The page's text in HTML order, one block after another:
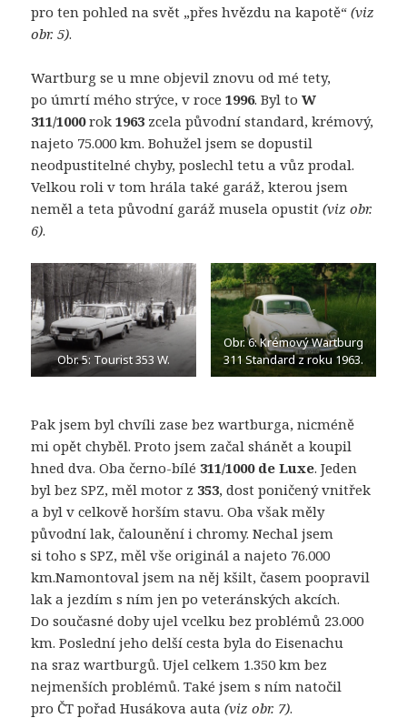
pro ten pohled na svět „přes hvězdu na kapotě“(viz
obr. 5).
Wartburg se u mne objevil znovu od mé tety,
po úmrtí mého strýce, v roce1996. Byl toW
311/1000rok1963 zcela původní standard, krémový,
najeto 75.000 km. Bohužel jsem se dopustil
neodpustitelné chyby, poslechl tetu a vůz prodal.
Velkou roli v tom hrála také garáž, kterou jsem
neměl a teta původní garáž musela opustit(viz obr.
6).
Obr. 5: Tourist 353 W.
Obr. 6: Krémový Wartburg
311 Standard z roku 1963.
Pak jsem byl chvíli zase bez wartburga, nicméně
mi opět chyběl. Proto jsem začal shánět a koupil
hned dva. Oba černo-bílé 311/1000 de Luxe. Jeden
byl bez SPZ, měl motor z 353, dost poničený vnitřek
a byl v celkově horším stavu. Oba však měly
původní lak, čalounění i chromy. Nechal jsem
si toho s SPZ, měl vše originál a najeto 76.000
km.Namontoval jsem na něj kšilt, časem poopravil
lak a jezdím s ním jen po veteránských akcích.
Do současné doby ujel vcelku bez problémů 23.000
km. Poslední jeho delší cesta byla do Eisenachu
na sraz wartburgů. Ujel celkem 1.350 km bez
nejmenších problémů. Také jsem s ním natočil
pro ČT pořad Husákova auta(viz obr. 7).